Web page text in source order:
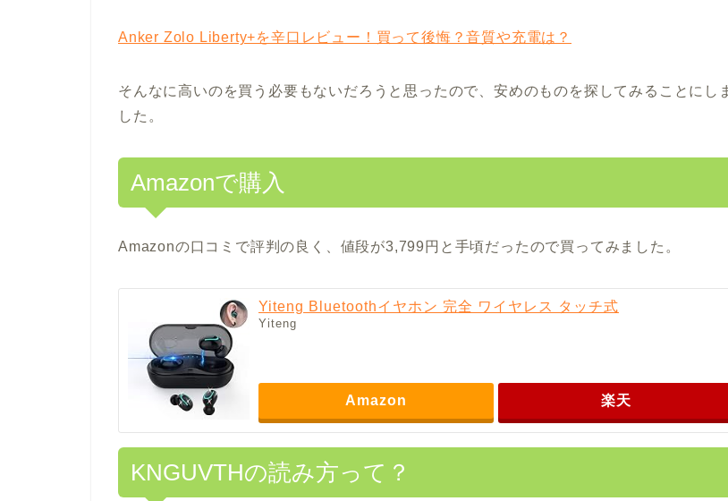
Anker Zolo Liberty+を辛口レビュー！買って後悔？音質や充電は？
そんなに高いのを買う必要もないだろうと思ったので、安めのものを探してみることにし
した。
Amazonで購入
Amazonの口コミで評判の良く、値段が3,799円と手頃だったので買ってみました。
Yiteng Bluetoothイヤホン 完全 ワイヤレス タッチ式
Yiteng
Amazon 楽天
KNGUVTHの読み方って？